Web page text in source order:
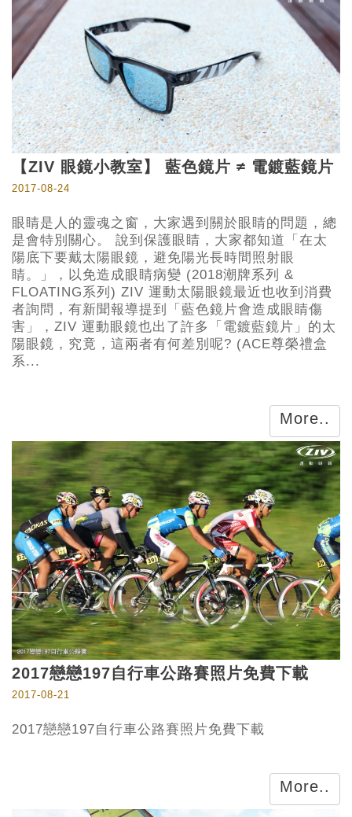
【ZIV 眼鏡小教室】 藍色鏡片 ≠ 電鍍藍鏡片
2017-08-24
眼睛是人的靈魂之窗，大家遇到關於眼睛的問題，總
是會特別關心。 說到保護眼睛，大家都知道「在太
陽底下要戴太陽眼鏡，避免陽光長時間照射眼
睛。」，以免造成眼睛病變 (2018潮牌系列 &
FLOATING系列) ZIV 運動太陽眼鏡最近也收到消費
者詢問，有新聞報導提到「藍色鏡片會造成眼睛傷
害」，ZIV 運動眼鏡也出了許多「電鍍藍鏡片」的太
陽眼鏡，究竟，這兩者有何差別呢? (ACE尊榮禮盒
系...
More..
2017戀戀197自行車公路賽照片免費下載
2017-08-21
2017戀戀197自行車公路賽照片免費下載
More..